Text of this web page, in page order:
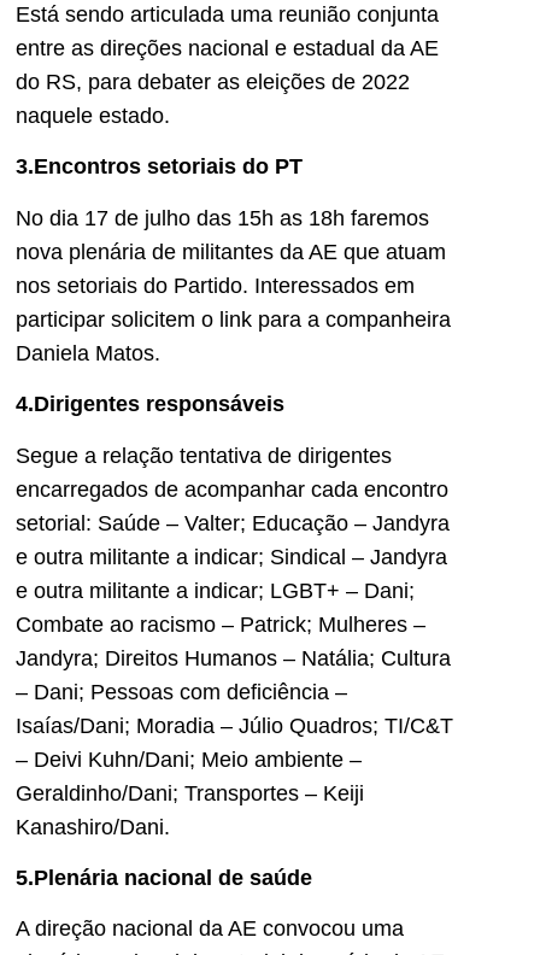
Está sendo articulada uma reunião conjunta
entre as direções nacional e estadual da AE
do RS, para debater as eleições de 2022
naquele estado.
3.Encontros setoriais do PT
No dia 17 de julho das 15h as 18h faremos
nova plenária de militantes da AE que atuam
nos setoriais do Partido. Interessados em
participar solicitem o link para a companheira
Daniela Matos.
4.Dirigentes responsáveis
Segue a relação tentativa de dirigentes
encarregados de acompanhar cada encontro
setorial: Saúde – Valter; Educação – Jandyra
e outra militante a indicar; Sindical – Jandyra
e outra militante a indicar; LGBT+ – Dani;
Combate ao racismo – Patrick; Mulheres –
Jandyra; Direitos Humanos – Natália; Cultura
– Dani; Pessoas com deficiência –
Isaías/Dani; Moradia – Júlio Quadros; TI/C&T
– Deivi Kuhn/Dani; Meio ambiente –
Geraldinho/Dani; Transportes – Keiji
Kanashiro/Dani.
5.Plenária nacional de saúde
A direção nacional da AE convocou uma